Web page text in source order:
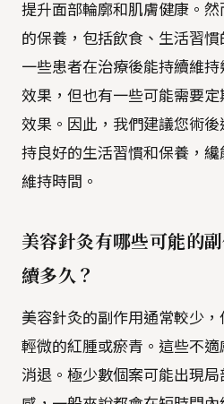
提升面部輪廓和肌膚健康。
的保養，包括飲食、生活習慣
一些患者在治療後能持續維
效果，但也有一些可能需要
效果。因此，我們建議您術
持良好的生活習慣和保養，
維持時間。
美容針灸有哪些可能的
續多久？
美容針灸的副作用通常較少
輕微的紅腫或瘀青。這些不
消退。極少數個案可能出現